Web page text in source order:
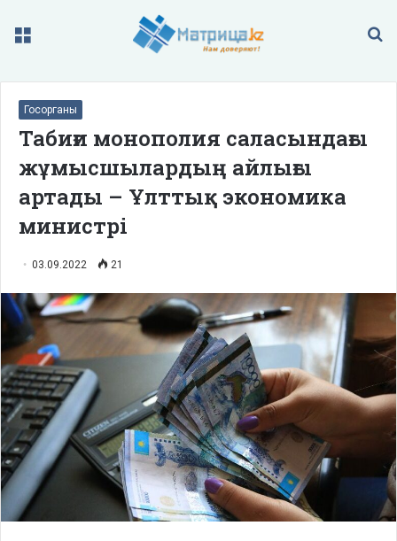
Меню
Госорганы
Табиғи монополия саласындағы
жұмысшылардың айлығы
артады – Ұлттық экономика
министрі
03.09.2022 21